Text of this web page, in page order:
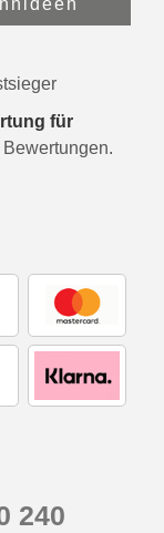
für
Bewertungen.
240